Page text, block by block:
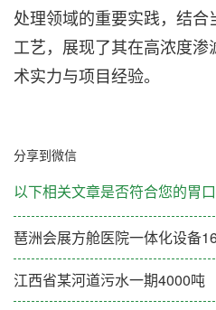
处理领域的重要实践，结
工艺，展现了其在高浓度渗
术实力与项目经验。
分享到微信
以下相关文章是否符合您的胃口
琶洲会展方舱医院一体化设备
江西省某河道污水一期4000吨